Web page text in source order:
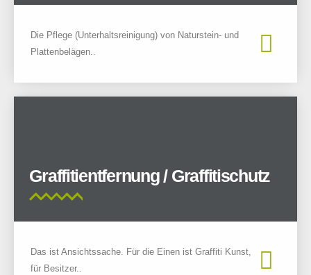
Die Pflege (Unterhaltsreinigung) von Naturstein- und
Plattenbelägen..
Graffitientfernung / Graffitischutz
Das ist Ansichtssache. Für die Einen ist Graffiti Kunst,
für Besitzer..